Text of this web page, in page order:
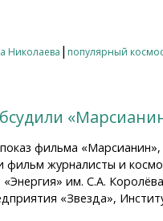
Николаева | популярный
фильма
журналисты и
им. С.А.
«Звезда»,